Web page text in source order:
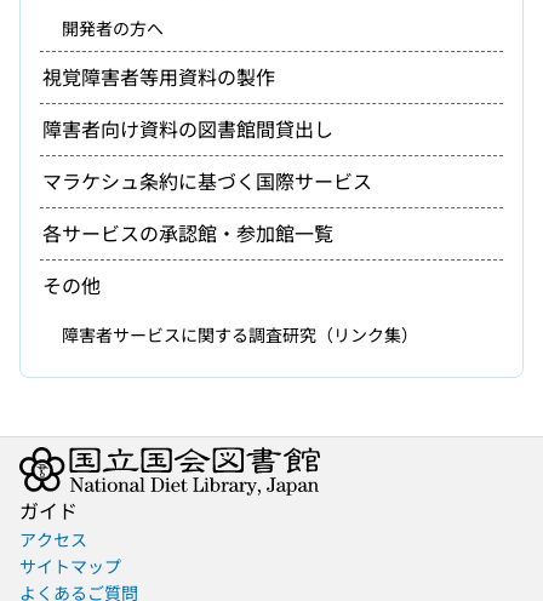
開発者の方へ
視覚障害者等用資料の製作
障害者向け資料の図書館間貸出し
マラケシュ条約に基づく国際サービス
各サービスの承認館・参加館一覧
その他
障害者サービスに関する調査研究（リンク集）
ガイド
アクセス
サイトマップ
よくあるご質問